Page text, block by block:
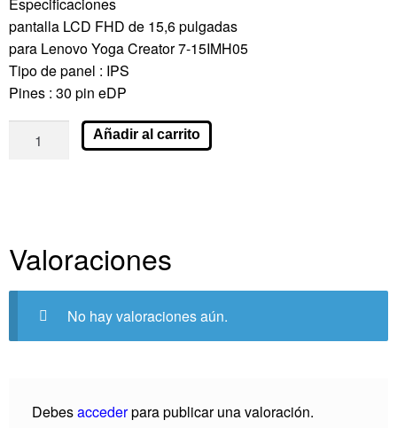
pantalla LCD FHD de 15,6 pulgadas
para Lenovo Yoga Creator 7-15IMH05
Tipo de panel : IPS
Pines : 30 pin eDP
Añadir al carrito
Valoraciones
No hay valoraciones aún.
Debesaccederpara publicar una valoración.